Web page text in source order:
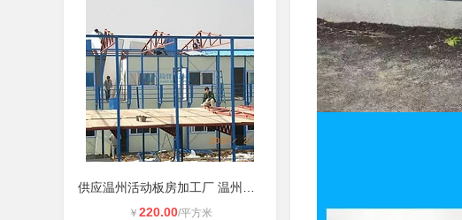
￥ 220.00/平方米